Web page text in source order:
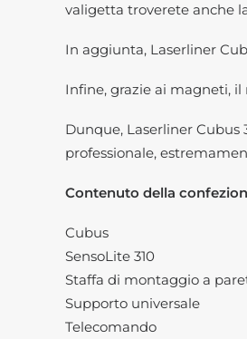
valigetta troverete anche
In aggiunta, Laserliner
Infine, grazie ai magneti,
Dunque, Laserliner
professionale,
Contenuto della
Cubus
SensoLite 310
Staffa di montaggio a
Supporto universale
Telecomando